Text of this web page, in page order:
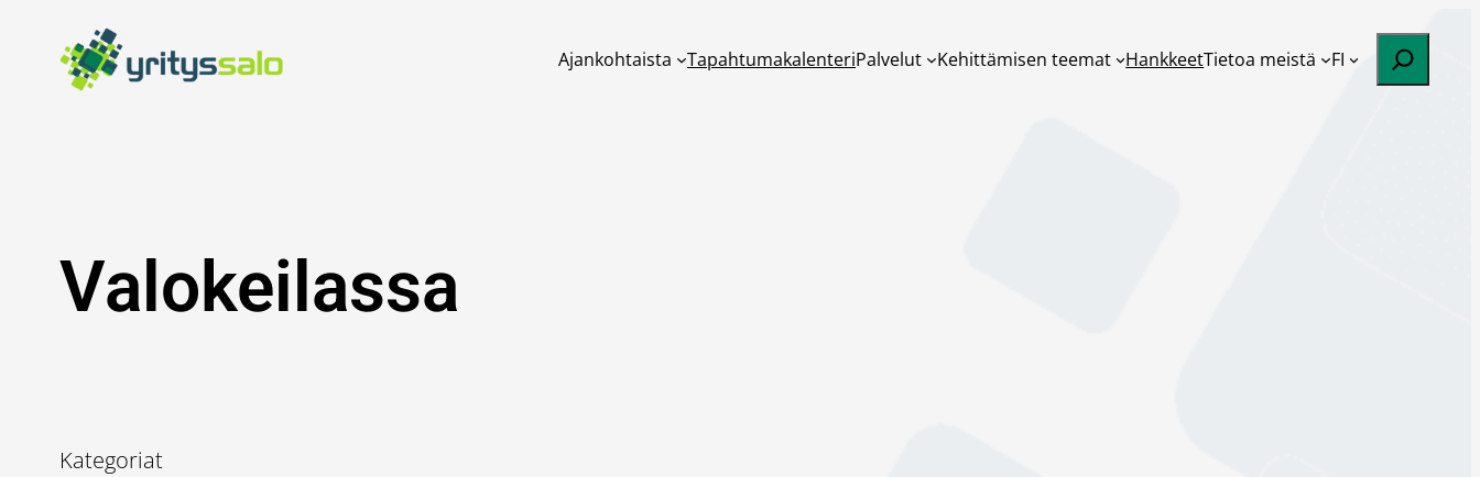
sisältöön
Ajankohtaista TapahtumakalenteriPalvelut Kehittämisen teemat HankkeetTietoa meistä FI Etsi
Valokeilassa
Kategoriat